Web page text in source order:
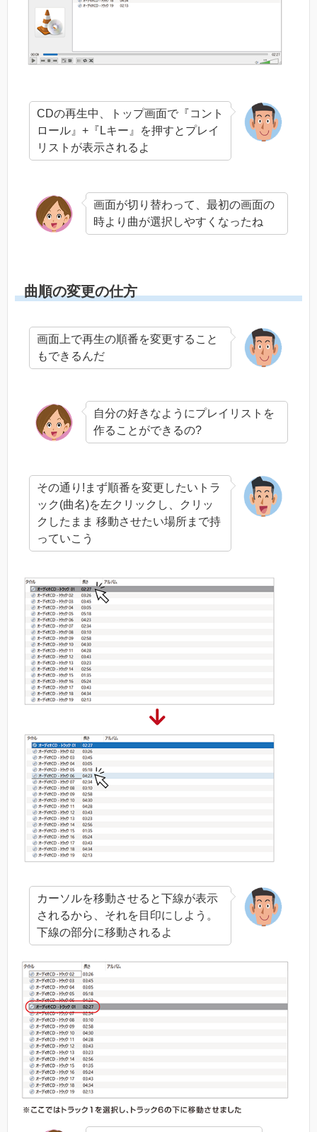
CDの再生中、トップ画面で『コント
ロール』+『Lキー』を押すとプレイ
リストが表示されるよ
画面が切り替わって、最初の画面の
時より曲が選択しやすくなったね
曲順の変更の仕方
画面上で再生の順番を変更すること
もできるんだ
自分の好きなようにプレイリストを
作ることができるの?
その通り!まず順番を変更したいトラ
ック(曲名)を左クリックし、クリッ
クしたまま 移動させたい場所まで持
っていこう
カーソルを移動させると下線が表示
されるから、それを目印にしよう。
下線の部分に移動されるよ